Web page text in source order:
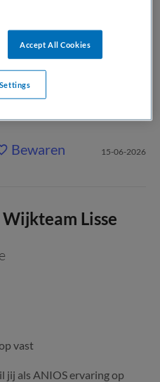
als arts en wil je in een
ons krijg je de tijd én
de slag te gaan in een
Wat ga je doen Als
Bewaren 15-06-2026
Lisse
vast
jij als ANIOS ervaring op
Accept All Cookies